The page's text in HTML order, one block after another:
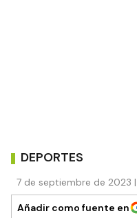
DEPORTES
7 de septiembre de 2023
Añadir como fuente en